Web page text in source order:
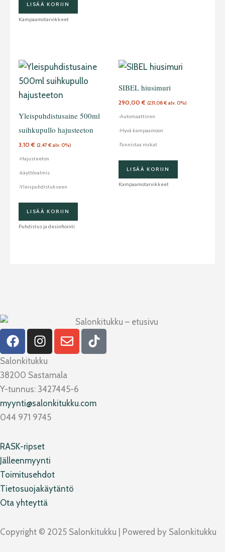
LISÄÄ KORIIN
Kampaamotarvikkeet
Yleispuhdistusaine 500ml
suihkupullo hajusteeton
3,10€ (2,47€ alv. 0%)
-Hajusteeton
-käyttövalmis
-Yleispuhdistukseen
LISÄÄ KORIIN
Puhdistus ja desinfiointi
SIBEL hiusimuri
290,00€ (231,08€ alv. 0%)
-Automaattinen
-Hyvä kampaamoon
-Tunnistaa roskat
LISÄÄ KORIIN
Kampaamotarvikkeet
F
a
c
e
b
o
o
k
I
n
s
t
a
g
r
a
E
n
e
l
o
p
T
i
Salonkitukku
38200 Sastamala
Y-tunnus: 3427445-6
myynti@salonkitukku.com
044 971 9745
RASK-ripset
Jälleenmyynti
Toimitusehdot
Tietosuojakäytäntö
Ota yhteyttä
Copyright © 2025 Salonkitukku | Powered by Salonkitukku